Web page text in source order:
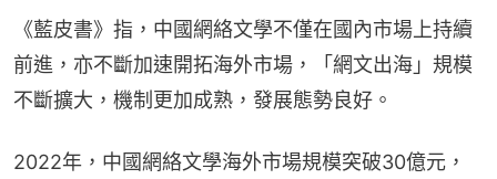
《藍皮書》指，中國網絡文學不僅在國內市場上持續
前進，亦不斷加速開拓海外市場，「網文出海」規模
不斷擴大，機制更加成熟，發展態勢良好。
2022年，中國網絡文學海外市場規模突破30億元，